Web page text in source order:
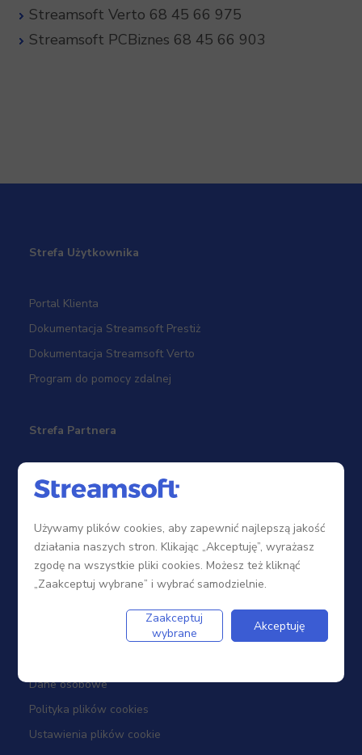
Streamsoft Verto 68 45 66 975
Streamsoft PCBiznes 68 45 66 903
Strefa Użytkownika
Portal Klienta
Dokumentacja Streamsoft Prestiż
Dokumentacja Streamsoft Verto
Program do pomocy zdalnej
Strefa Partnera
Sieć sprzedaży
Szkolenia
Dane osobowe
Polityka plików cookies
Ustawienia plików cookie
Używamy plików cookies, aby zapewnić najlepszą jakość
działania naszych stron. Klikając „Akceptuję”, wyrażasz
zgodę na wszystkie pliki cookies. Możesz też kliknąć
„Zaakceptuj wybrane” i wybrać samodzielnie.
Zaakceptuj
wybrane
Akceptuję